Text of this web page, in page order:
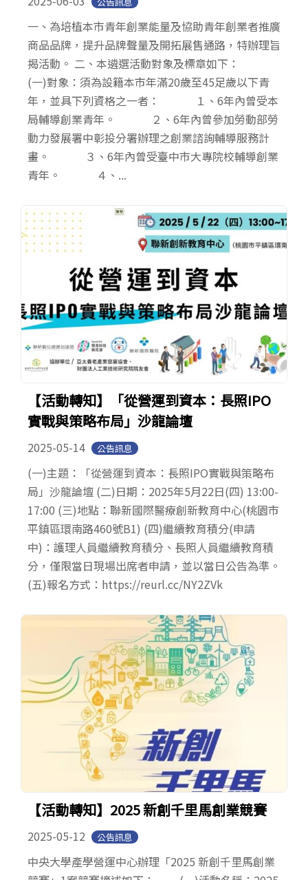
一、為培植本市青年創業能量及協助青年創業者推廣
商品品牌，提升品牌聲量及開拓展售通路，特辦理旨
揭活動。 二、本遴選活動對象及標章如下：
(一)對象：須為設籍本市年滿20歲至45足歲以下青
年，並具下列資格之一者： １、6年內曾受本
局輔導創業青年。 ２、6年內曾參加勞動部勞
動力發展署中彰投分署辦理之創業諮詢輔導服務計
畫。 ３、6年內曾受臺中市大專院校輔導創業
青年。 ４、...
【活動轉知】「從營運到資本：長照IPO
實戰與策略布局」沙龍論壇
2025-05-14 公告訊息
(一)主題：「從營運到資本：長照IPO實戰與策略布
局」沙龍論壇 (二)日期：2025年5月22日(四) 13:00-
17:00 (三)地點：聯新國際醫療創新教育中心(桃園市
平鎮區環南路460號B1) (四)繼續教育積分(申請
中)：護理人員繼續教育積分、長照人員繼續教育積
分，僅限當日現場出席者申請，並以當日公告為準。
(五)報名方式：https://reurl.cc/NY2ZVk
【活動轉知】2025 新創千里馬創業競賽
2025-05-12 公告訊息
中央大學產學營運中心辦理「2025 新創千里馬創業